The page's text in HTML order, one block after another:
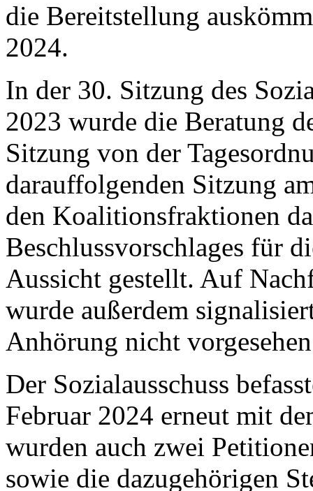
die Bereitstellung
2024.
In der 30. Sitzung des
2023 wurde die Beratung
Sitzung von der
darauffolgenden Sitzung
den Koalitionsfraktionen
Beschlussvorschlages für
Aussicht gestellt. Auf
wurde außerdem
Anhörung nicht
Der Sozialausschuss
Februar 2024 erneut mit
wurden auch zwei
sowie die dazugehörigen